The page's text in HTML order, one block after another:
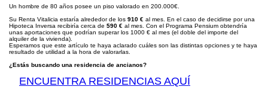
Un hombre de 80 años posee un piso valorado en 200.000€.
Su Renta Vitalicia estaría alrededor de los 910 € al mes. En el caso de decidirse por una
Hipoteca Inversa recibiría cerca de 590 € al mes. Con el Programa Pensium obtendría
unas aportaciones que podrían superar los 1000 € al mes (el doble del importe del
alquiler de la vivienda).
Esperamos que este artículo te haya aclarado cuáles son las distintas opciones y te haya
resultado de utilidad a la hora de valorarlas.
¿Estás buscando una residencia de ancianos?
ENCUENTRA RESIDENCIAS AQUÍ